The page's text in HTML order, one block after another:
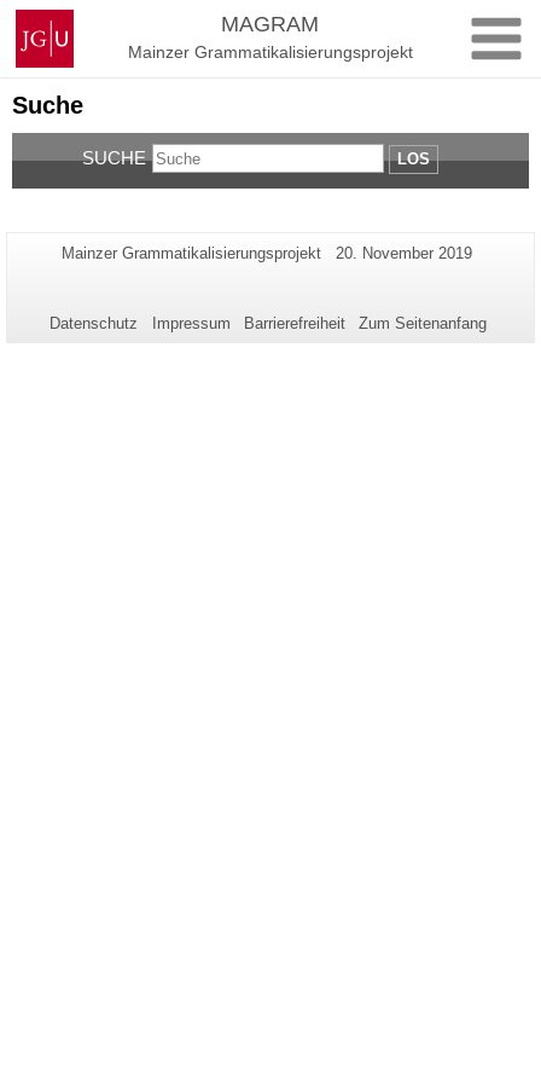
Zum
Inhalt
springen
Johannes
Gutenberg-
Universität
Mainz
MAGRAM
Mainzer Grammatikalisierungsprojekt
Suche
SUCHE LOS
Zusätzliche
dieser
Seiten-
Mainzer Grammatikalisierungsprojekt
Letzte
20. November 2019
Datenschutz Impressum Barrierefreiheit Zum Seitenanfang